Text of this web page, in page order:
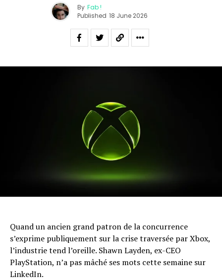
By Fab !
Published 18 June 2026
Quand un ancien grand patron de la concurrence
s’exprime publiquement sur la crise traversée par Xbox,
l’industrie tend l’oreille. Shawn Layden, ex-CEO
PlayStation, n’a pas mâché ses mots cette semaine sur
LinkedIn.